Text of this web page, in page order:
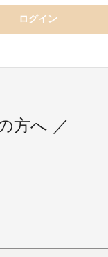
ログイン
方へ ／